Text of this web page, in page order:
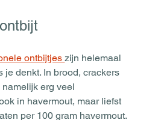
ontbijtjes zijn helemaal
je denkt. In brood, crackers
erg veel
in havermout, maar liefst
per 100 gram havermout.